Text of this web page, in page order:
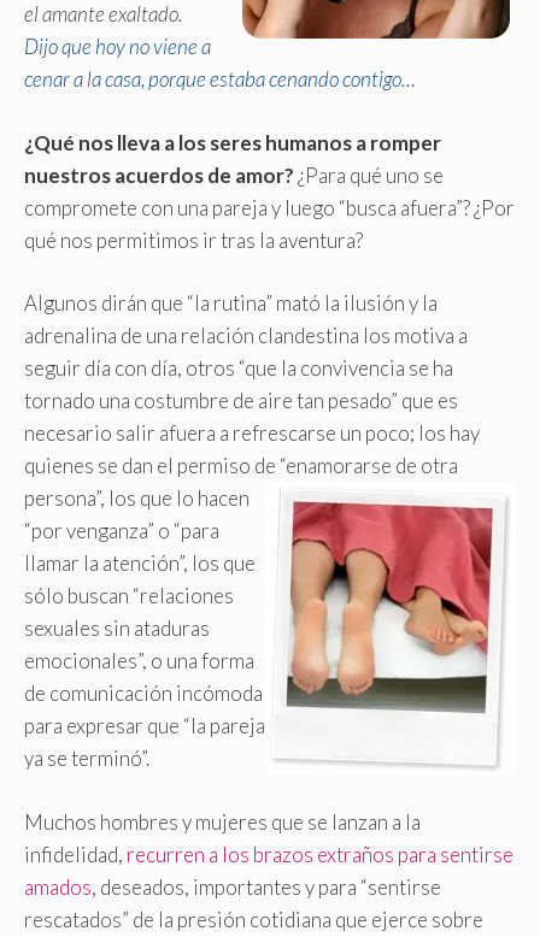
el amante exaltado.
Dijo que hoy no viene a
cenar a la casa, porque estaba cenando contigo…
¿Qué nos lleva a los seres humanos a romper
nuestros acuerdos de amor?¿Para qué uno se
compromete con una pareja y luego “busca afuera”? ¿Por
qué nos permitimos ir tras la aventura?
Algunos dirán que “la rutina” mató la ilusión y la
adrenalina de una relación clandestina los motiva a
seguir día con día, otros “que la convivencia se ha
tornado una costumbre de aire tan pesado” que es
necesario salir afuera a refrescarse un poco; los hay
quienes se dan el permiso de “enamorarse de otra
persona”, los que lo hacen
“por venganza” o “para
llamar la atención”, los que
sólo buscan “relaciones
sexuales sin ataduras
emocionales”, o una forma
de comunicación incómoda
para expresar que “la pareja
ya se terminó”.
Muchos hombres y mujeres que se lanzan a la
infidelidad, recurren a los brazos extraños para sentirse
amados, deseados, importantes y para “sentirse
rescatados” de la presión cotidiana que ejerce sobre